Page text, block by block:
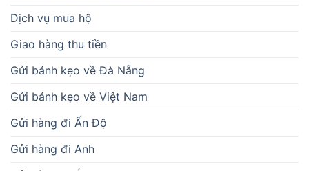
Dịch vụ mua hộ
Giao hàng thu tiền
Gửi bánh kẹo về Đà Nẵng
Gửi bánh kẹo về Việt Nam
Gửi hàng đi Ấn Độ
Gửi hàng đi Anh